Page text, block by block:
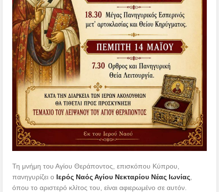
Τη μνήμη του Αγίου Θεράποντος, επισκόπου Κύπρου,
πανηγυρίζει ο Ιερός Ναός Αγίου Νεκταρίου Νέας Ιωνίας
όπου το αριστερό κλίτος του, είναι αφιερωμένο σε αυτόν.